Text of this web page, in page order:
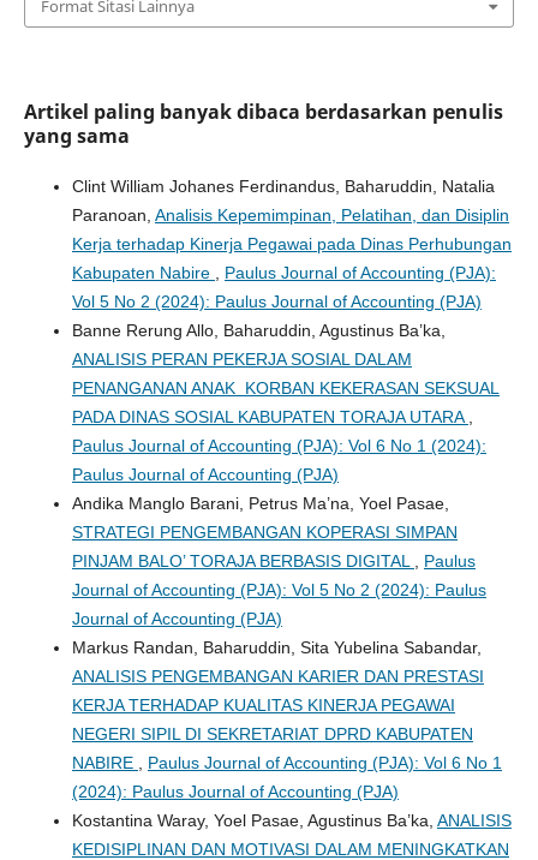
Format Sitasi Lainnya
Artikel paling banyak dibaca berdasarkan penulis
yang sama
Clint William Johanes Ferdinandus, Baharuddin, Natalia
Paranoan, Analisis Kepemimpinan, Pelatihan, dan Disiplin
Kerja terhadap Kinerja Pegawai pada Dinas Perhubungan
Kabupaten Nabire
Paulus Journal of Accounting (PJA):
Vol 5 No 2 (2024): Paulus Journal of Accounting (PJA)
Banne Rerung Allo, Baharuddin, Agustinus Ba’ka,
ANALISIS PERAN PEKERJA SOSIAL DALAM
PENANGANAN ANAK KORBAN KEKERASAN SEKSUAL
PADA DINAS SOSIAL KABUPATEN TORAJA UTARA
Paulus Journal of Accounting (PJA): Vol 6 No 1 (2024):
Paulus Journal of Accounting (PJA)
Andika Manglo Barani, Petrus Ma’na, Yoel Pasae,
STRATEGI PENGEMBANGAN KOPERASI SIMPAN
PINJAM BALO’ TORAJA BERBASIS DIGITAL
Paulus
Journal of Accounting (PJA): Vol 5 No 2 (2024): Paulus
Journal of Accounting (PJA)
Markus Randan, Baharuddin, Sita Yubelina Sabandar,
ANALISIS PENGEMBANGAN KARIER DAN PRESTASI
KERJA TERHADAP KUALITAS KINERJA PEGAWAI
NEGERI SIPIL DI SEKRETARIAT DPRD KABUPATEN
NABIRE
Paulus Journal of Accounting (PJA): Vol 6 No 1
(2024): Paulus Journal of Accounting (PJA)
Kostantina Waray, Yoel Pasae, Agustinus Ba’ka, ANALISIS
KEDISIPLINAN DAN MOTIVASI DALAM MENINGKATKAN